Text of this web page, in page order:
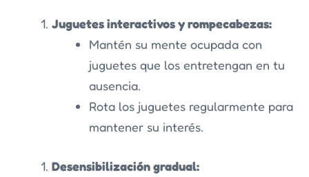
Juguetes interactivos y rompecabezas:
Mantén su mente ocupada con
juguetes que los entretengan en tu
ausencia.
Rota los juguetes regularmente para
mantener su interés.
Desensibilización gradual: